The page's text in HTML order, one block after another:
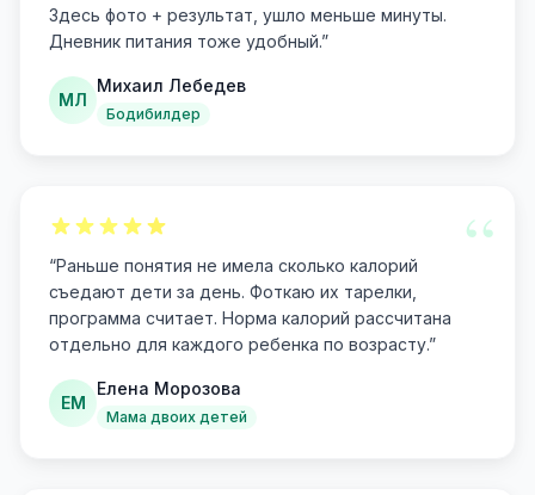
Здесь фото + результат, ушло меньше минуты.
Дневник питания тоже удобный.”
МЛ
Михаил Лебедев
Бодибилдер
“
“Раньше понятия не имела сколько калорий
съедают дети за день. Фоткаю их тарелки,
программа считает. Норма калорий рассчитана
отдельно для каждого ребенка по возрасту.”
ЕМ
Елена Морозова
Мама двоих детей